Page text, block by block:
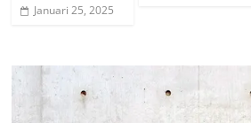
Januari 25, 2025